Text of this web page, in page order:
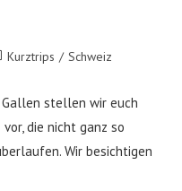
Kurztrips / Schweiz
Gallen stellen wir euch
die nicht ganz so
Wir besichtigen